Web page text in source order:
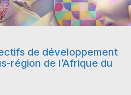
de développement
région de l’Afrique du